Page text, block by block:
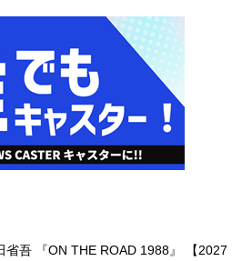
省吾 『ON THE ROAD 1988』 【2027